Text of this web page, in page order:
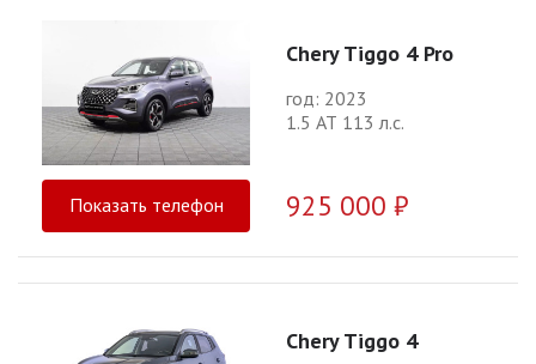
Chery Tiggo 4 Pro
год: 2023
1.5 АТ 113 л.с.
Показать телефон 925 000 ₽
Chery Tiggo 4